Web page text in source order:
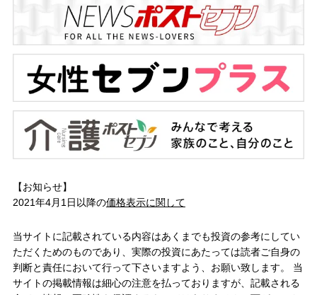
【お知らせ】
2021年4月1日以降の価格表示に関して
当サイトに記載されている内容はあくまでも投資の参考にしてい
ただくためのものであり、実際の投資にあたっては読者ご自身の
判断と責任において行って下さいますよう、お願い致します。 当
サイトの掲載情報は細心の注意を払っておりますが、記載される